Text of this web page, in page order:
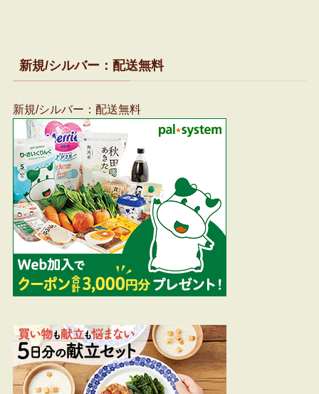
新規/シルバー：配送無料
新規/シルバー：配送無料